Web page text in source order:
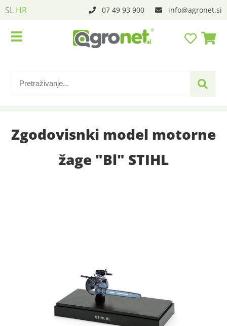
SL HR 07 49 93 900 info agronet.si
Zgodovisnki model motorne
žage "Bl" STIHL